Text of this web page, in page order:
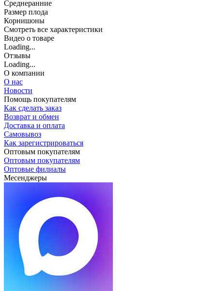
Среднеранние
Размер плода
Корнишоны
Cмотреть все характеристики
Видео о товаре
Loading...
Отзывы
Loading...
О компании
О нас
Новости
Помощь покупателям
Как сделать заказ
Возврат и обмен
Доставка и оплата
Самовывоз
Как зарегистрироваться
Оптовым покупателям
Оптовым покупателям
Оптовые филиалы
Месенджеры